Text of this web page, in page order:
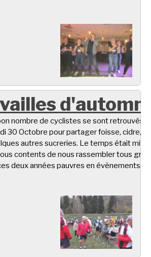
nombre de cyclistes se sont retrouvés à
30 Octobre pour partager foisse, cidre,
autres sucreries. Le temps était
contents de nous rassembler tous
deux années pauvres en évènements.